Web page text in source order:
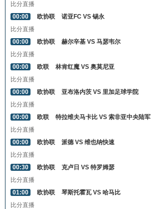
比分直播
00:00
欧协联
诺亚FC VS 锡永
比分直播
00:00
欧协联
赫尔辛基 VS 马瑟韦尔
比分直播
00:00
欧联
林肯红魔 VS 奥莫尼亚
比分直播
00:00
欧协联
亚布洛内茨 VS 里加足球学院
比分直播
00:00
欧联
特拉维夫马卡比 VS 索非亚中央陆军
比分直播
00:00
欧协联
派德 VS 维也纳快速
比分直播
00:30
欧协联
克卢日 VS 特罗姆瑟
比分直播
01:00
欧协联
琴斯托霍瓦 VS 哈马比
比分直播